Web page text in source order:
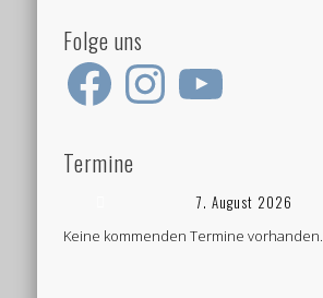
Folge uns
Facebook Instagram
Termine
7. August 2026
Keine kommenden Termine vorhanden.